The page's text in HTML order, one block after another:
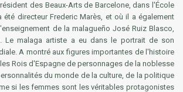
des Beaux-Arts de Barcelone, dans l'École
directeur Frederic Marès, et où il a également
de la malagueño José Ruiz Blasco,
Le malaga artiste a eu dans le portrait de son
A montré aux figures importantes de l'histoire
Rois d'Espagne de personnages de la noblesse
du monde de la culture, de la politique
si les femmes sont les véritables protagonistes